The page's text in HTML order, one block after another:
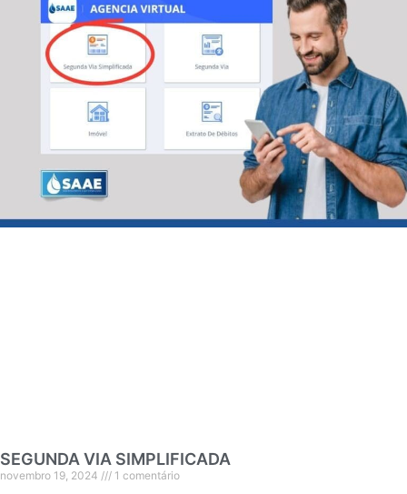
SEGUNDA VIA SIMPLIFICADA
novembro 19, 2024 1 comentário